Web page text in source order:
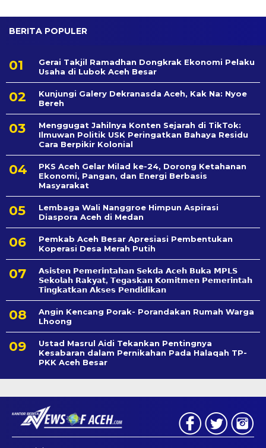
BERITA POPULER
Gerai Takjil Ramadhan Dongkrak Ekonomi Pelaku
Usaha di Lubok Aceh Besar
Kunjungi Galery Dekranasda Aceh, Kak Na: Nyoe
Bereh
Menggugat Jahilnya Konten Sejarah di TikTok:
Ilmuwan Politik USK Peringatkan Bahaya Residu
Cara Berpikir Kolonial
PKS Aceh Gelar Milad ke-24, Dorong Ketahanan
Ekonomi, Pangan, dan Energi Berbasis
Masyarakat
Lembaga Wali Nanggroe Himpun Aspirasi
Diaspora Aceh di Medan
Pemkab Aceh Besar Apresiasi Pembentukan
Koperasi Desa Merah Putih
𝗔𝘀𝗶𝘀𝘁𝗲𝗻 𝗣𝗲𝗺𝗲𝗿𝗶𝗻𝘁𝗮𝗵𝗮𝗻 𝗦𝗲k𝗱𝗮 𝗔𝗰𝗲𝗵 𝗕𝘂𝗸𝗮 𝗠𝗣𝗟𝗦
𝗦𝗲𝗸𝗼𝗹𝗮𝗵 𝗥𝗮𝗸𝘆𝗮𝘁, 𝗧𝗲𝗴𝗮𝘀𝗸𝗮𝗻 𝗞𝗼𝗺𝗶𝘁𝗺𝗲𝗻 𝗣𝗲𝗺𝗲𝗿𝗶𝗻𝘁𝗮𝗵
𝗧𝗶𝗻𝗴𝗸𝗮𝘁𝗸𝗮𝗻 𝗔𝗸𝘀𝗲𝘀 𝗣𝗲𝗻𝗱𝗶𝗱𝗶𝗸𝗮𝗻
Angin Kencang Porak- Porandakan Rumah Warga
Lhoong
Ustad Masrul Aidi Tekankan Pentingnya
Kesabaran dalam Pernikahan Pada Halaqah TP-
PKK Aceh Besar